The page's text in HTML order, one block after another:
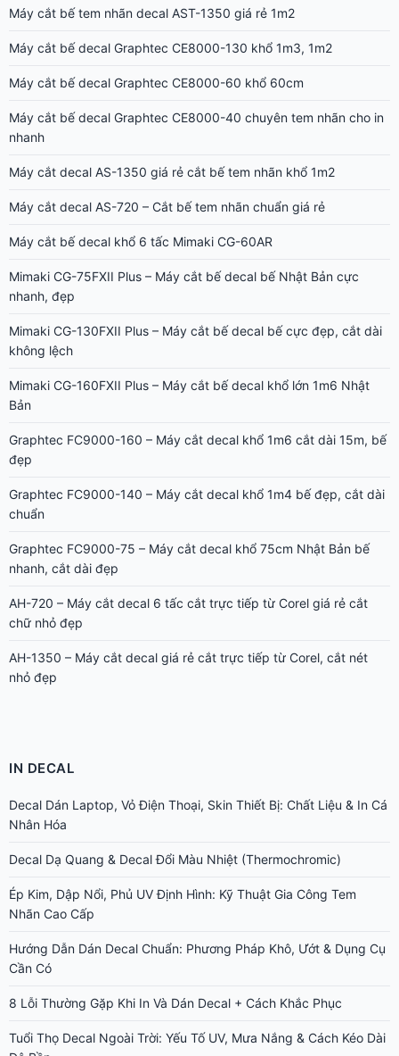
Máy cắt bế tem nhãn decal AST-1350 giá rẻ 1m2
Máy cắt bế decal Graphtec CE8000-130 khổ 1m3, 1m2
Máy cắt bế decal Graphtec CE8000-60 khổ 60cm
Máy cắt bế decal Graphtec CE8000-40 chuyên tem nhãn cho in
nhanh
Máy cắt decal AS-1350 giá rẻ cắt bế tem nhãn khổ 1m2
Máy cắt decal AS-720 – Cắt bế tem nhãn chuẩn giá rẻ
Máy cắt bế decal khổ 6 tấc Mimaki CG-60AR
Mimaki CG-75FXII Plus – Máy cắt bế decal bế Nhật Bản cực
nhanh, đẹp
Mimaki CG-130FXII Plus – Máy cắt bế decal bế cực đẹp, cắt dài
không lệch
Mimaki CG-160FXII Plus – Máy cắt bế decal khổ lớn 1m6 Nhật
Bản
Graphtec FC9000-160 – Máy cắt decal khổ 1m6 cắt dài 15m, bế
đẹp
Graphtec FC9000-140 – Máy cắt decal khổ 1m4 bế đẹp, cắt dài
chuẩn
Graphtec FC9000-75 – Máy cắt decal khổ 75cm Nhật Bản bế
nhanh, cắt dài đẹp
AH-720 – Máy cắt decal 6 tấc cắt trực tiếp từ Corel giá rẻ cắt
chữ nhỏ đẹp
AH-1350 – Máy cắt decal giá rẻ cắt trực tiếp từ Corel, cắt nét
nhỏ đẹp
IN DECAL
Decal Dán Laptop, Vỏ Điện Thoại, Skin Thiết Bị: Chất Liệu & In Cá
Nhân Hóa
Decal Dạ Quang & Decal Đổi Màu Nhiệt (Thermochromic)
Ép Kim, Dập Nổi, Phủ UV Định Hình: Kỹ Thuật Gia Công Tem
Nhãn Cao Cấp
Hướng Dẫn Dán Decal Chuẩn: Phương Pháp Khô, Ướt & Dụng Cụ
Cần Có
8 Lỗi Thường Gặp Khi In Và Dán Decal + Cách Khắc Phục
Tuổi Thọ Decal Ngoài Trời: Yếu Tố UV, Mưa Nắng & Cách Kéo Dài